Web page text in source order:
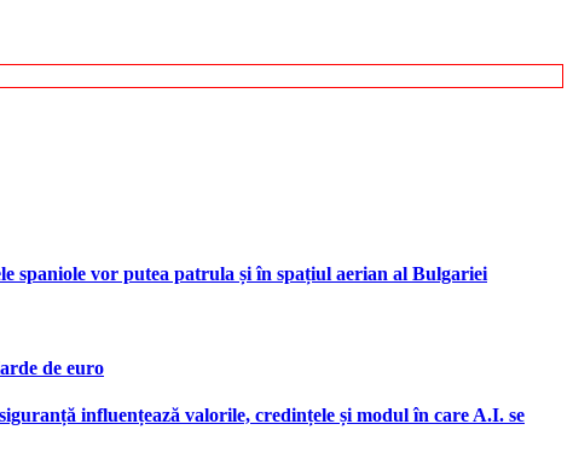
spaniole vor putea patrula și în spațiul aerian al Bulgariei
de euro
influențează valorile, credințele și modul în care A.I. se